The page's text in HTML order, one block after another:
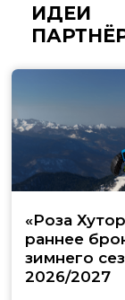
ИДЕИ
«Роза
раннее
зимнего
2026/2027